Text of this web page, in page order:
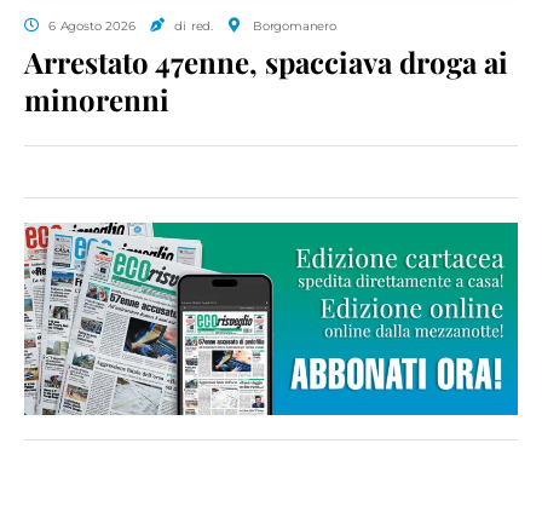
6 Agosto 2026 di red. Borgomanero
Arrestato 47enne, spacciava droga ai
minorenni